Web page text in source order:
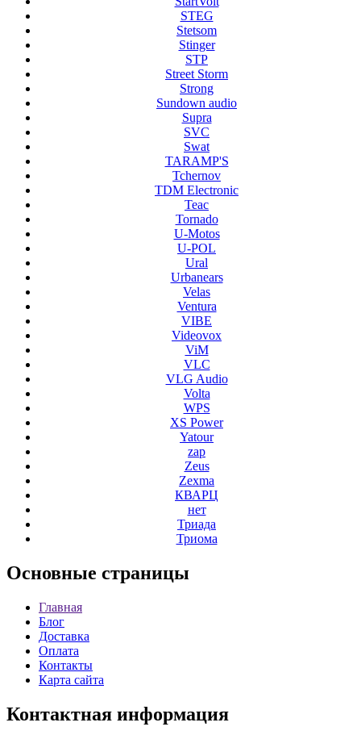
STEG
Stetsom
Stinger
STP
Street Storm
Strong
Sundown audio
Supra
SVC
Swat
TARAMP'S
Tchernov
TDM Electronic
Teac
Tornado
U-Motos
U-POL
Ural
Urbanears
Velas
Ventura
VIBE
Videovox
ViM
VLC
VLG Audio
Volta
WPS
XS Power
Yatour
zap
Zeus
Zexma
КВАРЦ
нет
Триада
Триома
Основные страницы
Главная
Блог
Доставка
Оплата
Контакты
Карта сайта
Контактная информация